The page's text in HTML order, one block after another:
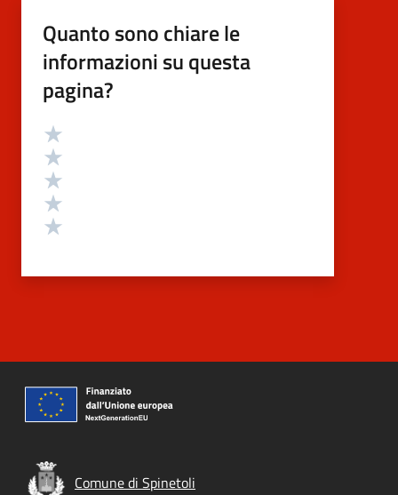
Quanto sono chiare le
informazioni su questa
pagina?
Valutazione
Comune di Spinetoli